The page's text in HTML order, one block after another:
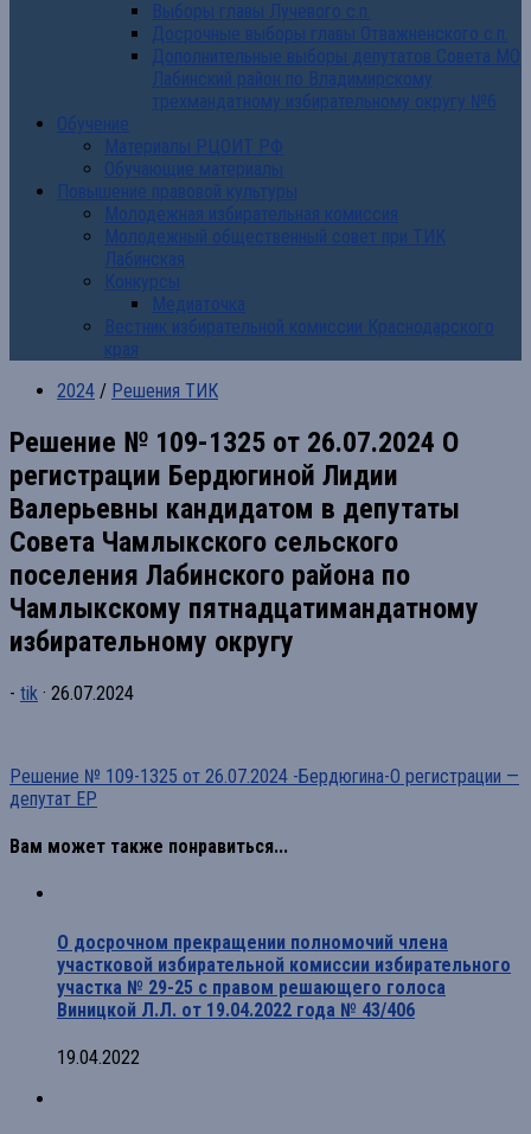
Выборы главы Лучевого с.п.
Досрочные выборы главы Отважненского с.п.
Дополнительные выборы депутатов Совета МО
Лабинский район по Владимирскому
трехмандатному избирательному округу №6
Обучение
Материалы РЦОИТ РФ
Обучающие материалы
Повышение правовой культуры
Молодежная избирательная комиссия
Молодежный общественный совет при ТИК
Лабинская
Конкурсы
Медиаточка
Вестник избирательной комиссии Краснодарского
края
2024 / Решения ТИК
Решение № 109-1325 от 26.07.2024 О
регистрации Бердюгиной Лидии
Валерьевны кандидатом в депутаты
Совета Чамлыкского сельского
поселения Лабинского района по
Чамлыкскому пятнадцатимандатному
избирательному округу
- tik · 26.07.2024
Решение № 109-1325 от 26.07.2024 -Бердюгина-О регистрации —
депутат ЕР
Вам может также понравиться...
О досрочном прекращении полномочий члена
участковой избирательной комиссии избирательного
участка № 29-25 с правом решающего голоса
Виницкой Л.Л. от 19.04.2022 года № 43/406
19.04.2022